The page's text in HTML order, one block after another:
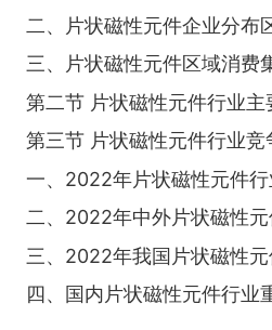
二、片状磁性元件企业分布
三、片状磁性元件区域消费
第二节 片状磁性元件行业
第三节 片状磁性元件行业竞
一、2022年片状磁性元件
二、2022年中外片状磁性
三、2022年我国片状磁性
四、国内片状磁性元件行业